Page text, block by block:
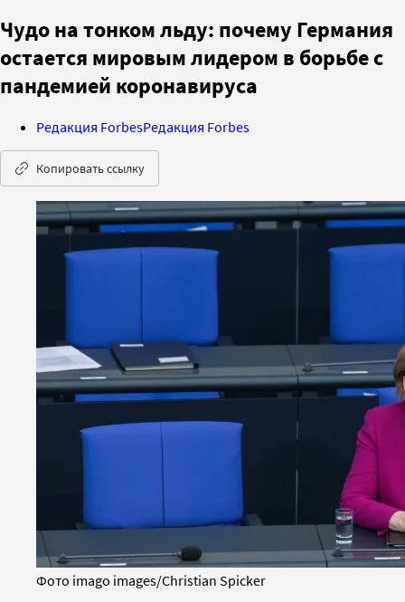
Чудо на тонком льду: почему Германия
остается мировым лидером в борьбе с
пандемией коронавируса
Редакция ForbesРедакция Forbes
Копировать ссылку
Фото imago images/Christian Spicker